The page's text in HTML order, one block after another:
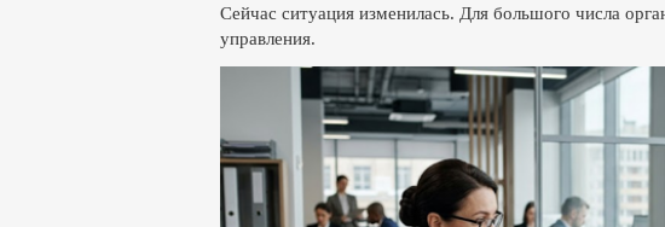
Сейчас ситуация изменилась. Для большого числа
управления.